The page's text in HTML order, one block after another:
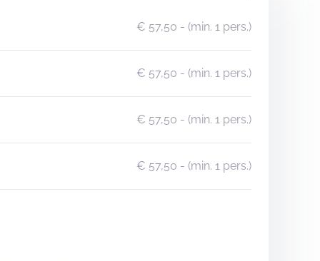
€ 57,50 - (min. 1 pers.)
€ 57,50 - (min. 1 pers.)
€ 57,50 - (min. 1 pers.)
€ 57,50 - (min. 1 pers.)